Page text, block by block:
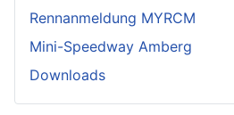
Rennanmeldung MYRCM
Mini-Speedway Amberg
Downloads